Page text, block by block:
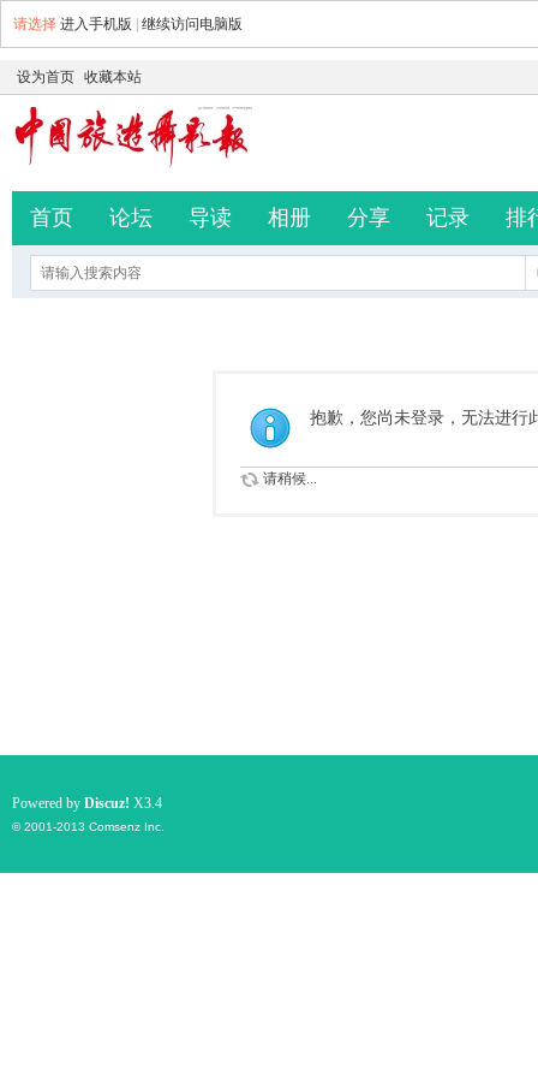
请选择 进入手机版 继续访问电脑版
设为首页 收藏本站
首页 论坛 导读 相册 分享 记录 排
抱歉，您尚未登录，无法进行
请稍候...
Powered by Discuz! X3.4
© 2001-2013 Comsenz Inc.